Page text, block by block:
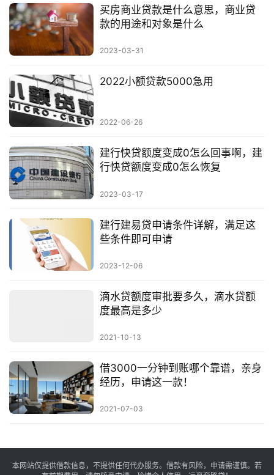
买房商业贷款是什么意思，商业贷
款的用途和对象是什么
2023-03-31
2022小额贷款5000急用
2022-06-26
建行快贷额度变成0怎么回事啊，建
行快贷额度变成0怎么恢复
2023-03-17
建行建易贷申请条件详解，满足这
些条件即可申请
2023-12-06
滴水贷额度审批要多久，滴水贷额
度最高是多少
2021-10-13
借3000一分钟到账哪个靠谱，亲身
经历，申请这一款！
2021-07-03
本网站仅提供借款信息，不提供任何代办服务。借款有风险，申请需谨慎。若